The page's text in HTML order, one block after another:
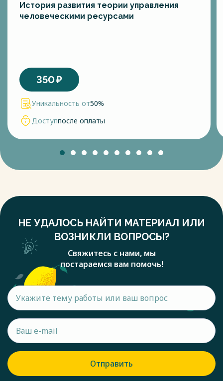
История развития теории управления
человеческими ресурсами
350₽
Уникальность от50%
Доступпосле оплаты
НЕ УДАЛОСЬ НАЙТИ МАТЕРИАЛ ИЛИ
ВОЗНИКЛИ ВОПРОСЫ?
Свяжитесь с нами, мы
постараемся вам помочь!
Отправить